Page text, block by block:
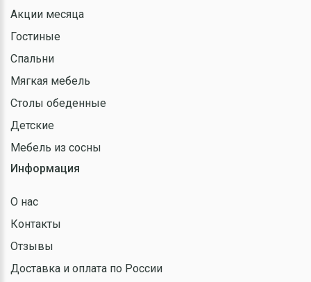
Акции месяца
Гостиные
Спальни
Мягкая мебель
Столы обеденные
Детские
Мебель из сосны
Информация
О нас
Контакты
Отзывы
Доставка и оплата по России